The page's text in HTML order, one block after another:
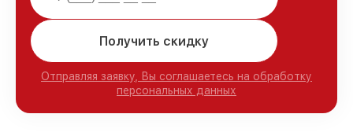
Получить скидку
Отправляя заявку, Вы соглашаетесь на обработку
персональных данных